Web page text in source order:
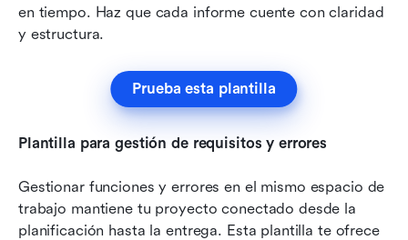
en tiempo. Haz que cada informe cuente con claridad
y estructura.
Prueba esta plantilla
Plantilla para gestión de requisitos y errores
Gestionar funciones y errores en el mismo espacio de
trabajo mantiene tu proyecto conectado desde la
planificación hasta la entrega. Esta plantilla te ofrece